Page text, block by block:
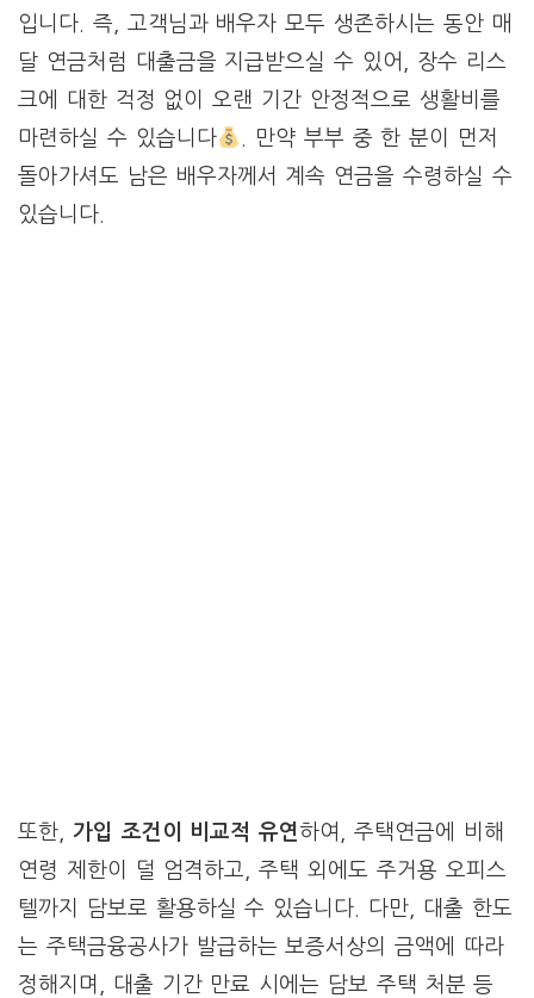
입니다. 즉, 고객님과 배우자 모두 생존하시는 동안 매
달 연금처럼 대출금을 지급받으실 수 있어, 장수 리스
크에 대한 걱정 없이 오랜 기간 안정적으로 생활비를
마련하실 수 있습니다
. 만약 부부 중 한 분이 먼저
돌아가셔도 남은 배우자께서 계속 연금을 수령하실 수
있습니다.
또한, 가입 조건이 비교적 유연 하여, 주택연금에 비해
연령 제한이 덜 엄격하고, 주택 외에도 주거용 오피스
텔까지 담보로 활용하실 수 있습니다. 다만, 대출 한도
는 주택금융공사가 발급하는 보증서상의 금액에 따라
정해지며, 대출 기간 만료 시에는 담보 주택 처분 등